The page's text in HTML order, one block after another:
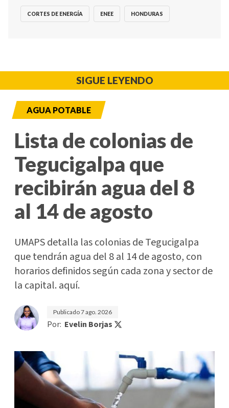
CORTES DE ENERGÍA ENEE HONDURAS
SIGUE LEYENDO
AGUA POTABLE
Lista de colonias de
Tegucigalpa que
recibirán agua del 8
al 14 de agosto
UMAPS detalla las colonias de Tegucigalpa
que tendrán agua del 8 al 14 de agosto, con
horarios definidos según cada zona y sector de
la capital. aquí.
Publicado7 ago. 2026
Por: Evelin Borjas